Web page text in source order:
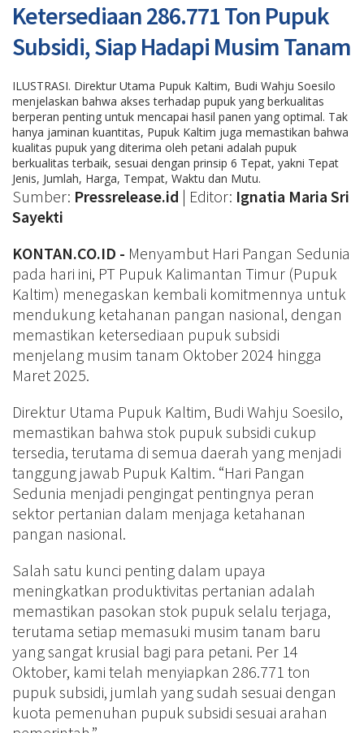
Ketersediaan 286.771 Ton Pupuk
Subsidi, Siap Hadapi Musim Tanam
ILUSTRASI. Direktur Utama Pupuk Kaltim, Budi Wahju Soesilo
menjelaskan bahwa akses terhadap pupuk yang berkualitas
berperan penting untuk mencapai hasil panen yang optimal. Tak
hanya jaminan kuantitas, Pupuk Kaltim juga memastikan bahwa
kualitas pupuk yang diterima oleh petani adalah pupuk
berkualitas terbaik, sesuai dengan prinsip 6 Tepat, yakni Tepat
Jenis, Jumlah, Harga, Tempat, Waktu dan Mutu.
Sumber: Pressrelease.id | Editor: Ignatia Maria Sri
Sayekti
KONTAN.CO.ID - Menyambut Hari Pangan Sedunia
pada hari ini, PT Pupuk Kalimantan Timur (Pupuk
Kaltim) menegaskan kembali komitmennya untuk
mendukung ketahanan pangan nasional, dengan
memastikan ketersediaan pupuk subsidi
menjelang musim tanam Oktober 2024 hingga
Maret 2025.
Direktur Utama Pupuk Kaltim, Budi Wahju Soesilo,
memastikan bahwa stok pupuk subsidi cukup
tersedia, terutama di semua daerah yang menjadi
tanggung jawab Pupuk Kaltim. “Hari Pangan
Sedunia menjadi pengingat pentingnya peran
sektor pertanian dalam menjaga ketahanan
pangan nasional.
Salah satu kunci penting dalam upaya
meningkatkan produktivitas pertanian adalah
memastikan pasokan stok pupuk selalu terjaga,
terutama setiap memasuki musim tanam baru
yang sangat krusial bagi para petani. Per 14
Oktober, kami telah menyiapkan 286.771 ton
pupuk subsidi, jumlah yang sudah sesuai dengan
kuota pemenuhan pupuk subsidi sesuai arahan